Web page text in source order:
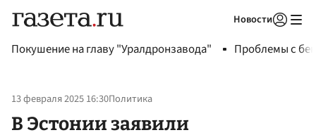
Новости
Покушение на главу "Уралдронзавода" Проблемы с
13 февраля 2025 16:30Политика
В Эстонии заявили